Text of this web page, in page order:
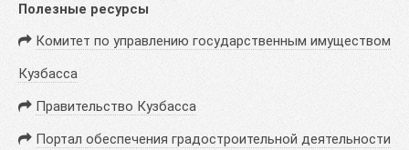
Полезные ресурсы
Комитет по управлению государственным имуществом
Кузбасса
Правительство Кузбасса
Портал обеспечения градостроительной деятельности